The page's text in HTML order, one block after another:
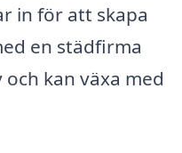
in för att skapa
en städfirma
kan växa med